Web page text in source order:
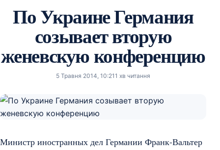
По Украине Германия
созывает вторую
женевскую конференцию
5 Травня 2014, 10:211 хв читання
Министр иностранных дел Германии Франк-Вальтер